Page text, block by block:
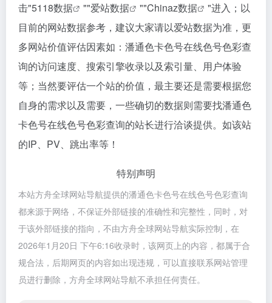
击"5118数据 ""爱站数据 ""Chinaz数据
"进入；以
目前的网站数据参考，建议大家请以爱站数据为准，更
多网站价值评估因素如：潘通色卡色号在线色号色彩查
询的访问速度、搜索引擎收录以及索引量、用户体验
等；当然要评估一个站的价值，最主要还是需要根据您
自身的需求以及需要，一些确切的数据则需要找潘通色
卡色号在线色号色彩查询的站长进行洽谈提供。如该站
的IP、PV、跳出率等！
特别声明
本站方舟全球网站导航提供的潘通色卡色号在线色号色彩查询
都来源于网络，不保证外部链接的准确性和完整性，同时，对
于该外部链接的指向，不由方舟全球网站导航实际控制，在
2026年1月20日 下午6:16收录时，该网页上的内容，都属于合
规合法，后期网页的内容如出现违规，可以直接联系网站管理
员进行删除，方舟全球网站导航不承担任何责任。